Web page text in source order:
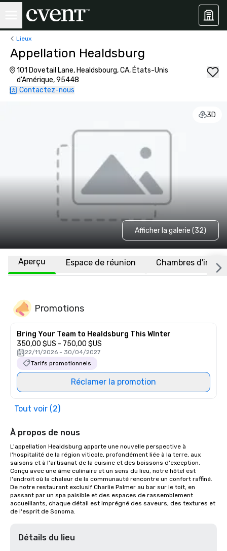
Lieux
Appellation Healdsburg
101 Dovetail Lane, Healdsbourg, CA, États-Unis
d'Amérique, 95448
Contactez-nous
3D
Afficher la galerie (32)
Aperçu Espace de réunion Chambres
Promotions
Bring Your Team to Healdsburg This WInter
350,00 $US - 750,00 $US
22/11/2026 - 30/04/2027
Tarifs promotionnels
Réclamer la promotion
Tout voir (2)
À propos de nous
L'appellation Healdsburg apporte une nouvelle perspective à
l'hospitalité de la région viticole, profondément liée à la terre, aux
saisons et à l'artisanat de la cuisine et des boissons d'exception.
Conçu avec une âme culinaire et un sens du lieu, notre hôtel est
l'endroit où la chaleur de la communauté rencontre un confort raffiné.
De notre restaurant exclusif Charlie Palmer au bar sur le toit, en
passant par un spa paisible et des espaces de rassemblement
accueillants, chaque détail est imprégné des saveurs, des textures et
de l'esprit de Sonoma.
Détails du lieu